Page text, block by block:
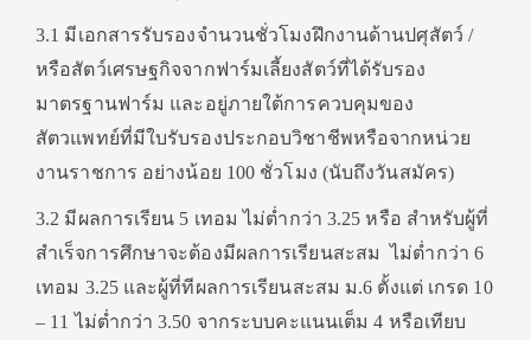
3.1 มีเอกสารรับรองจำนวนชั่วโมงฝึกงานด้านปศุสัตว์ /
หรือสัตว์เศรษฐกิจจากฟาร์มเลี้ยงสัตว์ที่ได้รับรอง
มาตรฐานฟาร์ม และอยู่ภายใต้การควบคุมของ
สัตวแพทย์ที่มีใบรับรองประกอบวิชาชีพหรือจากหน่วย
งานราชการ อย่างน้อย 100 ชั่วโมง (นับถึงวันสมัคร)
3.2 มีผลการเรียน 5 เทอม ไม่ต่ำกว่า 3.25 หรือ สำหรับผู้ที่
สำเร็จการศึกษาจะต้องมีผลการเรียนสะสม ไม่ต่ำกว่า 6
เทอม 3.25 และผู้ที่ทีผลการเรียนสะสม ม.6 ตั้งแต่ เกรด 10
– 11 ไม่ต่ำกว่า 3.50 จากระบบคะแนนเต็ม 4 หรือเทียบ